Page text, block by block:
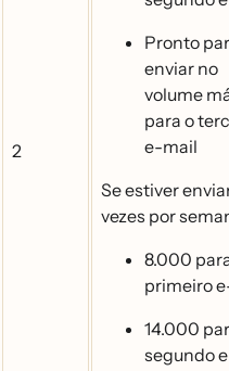
2
Pronto
enviar no
volume
para o
e-mail
Se estiver
vezes por
8.000
primeiro
14.000
segundo